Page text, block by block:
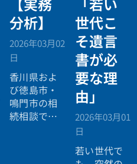
分析】
2026年03月02
日
香川県およ
び徳島市・
鳴門市の相
続相談で
世代こ
そ遺言
書が必
要な理
由」
2026年03月01
日
若い世代で